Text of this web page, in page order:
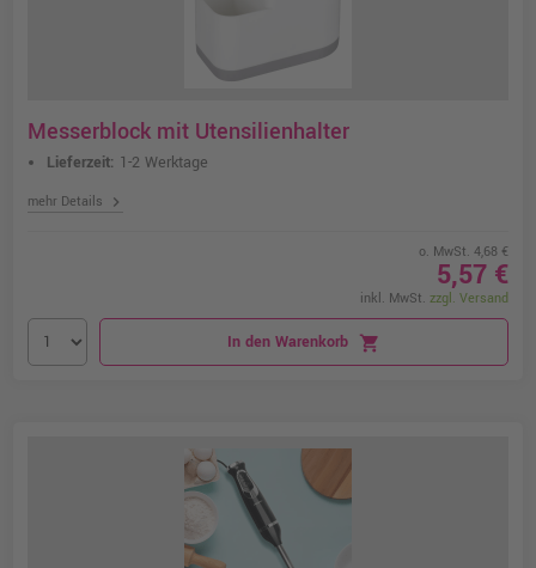
Messerblock mit Utensilienhalter
Lieferzeit: 1-2 Werktage
mehr Details chevron_right
o. MwSt. 4,68 €
5,57 €
inkl. MwSt. zzgl. Versand
In den Warenkorb shopping_cart